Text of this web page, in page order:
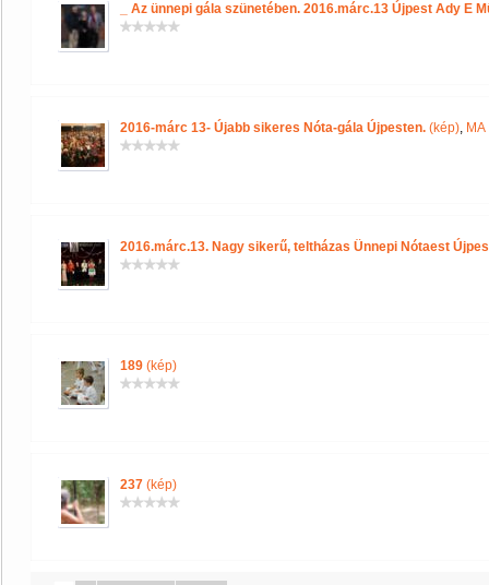
_ Az ünnepi gála szünetében. 2016.márc.13 Újpest Ady E
2016-márc 13- Újabb sikeres Nóta-gála Újpesten. (kép),
2016.márc.13. Nagy sikerű, teltházas Ünnepi Nótaest
189 (kép)
237 (kép)